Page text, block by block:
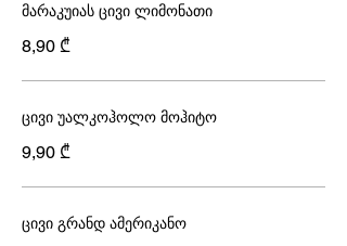
მარაკუიას ცივი ლიმონათი
8,90 ₾
ცივი უალკოჰოლო მოჰიტო
9,90 ₾
ცივი გრანდ ამერიკანო